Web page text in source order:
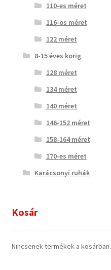
110-es méret
116-os méret
122 méret
8-15 éves korig
128 méret
134 méret
140 méret
146-152 méret
158-164 méret
170-es méret
Karácsonyi ruhák
Kosár
Nincsenek termékek a kosárban.